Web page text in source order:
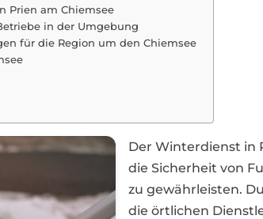
Prien am Chiemsee
in der Umgebung
für die Region um den Chiemsee
Der Winterdienst in
die Sicherheit von
zu gewährleisten.
die örtlichen